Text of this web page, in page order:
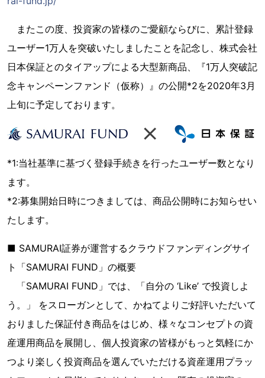
またこの度、投資家の皆様のご愛顧ならびに、累計登録
ユーザー1万人を突破いたしましたことを記念し、株式会社
日本保証とのタイアップによる大型新商品、『1万人突破記
念キャンペーンファンド（仮称）』の公開*2を2020年3月
上旬に予定しております。
*1:当社基準に基づく登録手続きを行ったユーザー数となり
ます。
*2:募集開始日時につきましては、商品公開時にお知らせい
たします。
■ SAMURAI証券が運営するクラウドファンディングサイ
ト「SAMURAI FUND」の概要
「SAMURAI FUND」では、「自分の ‘Like’ で投資しよ
う。」 をスローガンとして、かねてよりご好評いただいて
おりました保証付き商品をはじめ、様々なコンセプトの資
産運用商品を展開し、個人投資家の皆様がもっと気軽にか
つより楽しく投資商品を選んでいただける資産運用プラッ